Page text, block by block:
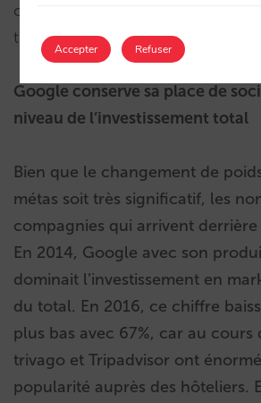
occupent une place secondaire
trois géants.
Google conserve sa place de
niveau de l’investissement total
Bien que le changement de
métas soit très significatif, les
compagnies qui arrivent
En 2014, Google avec son
dominait l’investissement en
du total. En 2016, ce chiffre
plus bas avec 67%, car au cours
trivago et Tripadvisor ont
popularité auprès des hôteliers.
Accepter Refuser